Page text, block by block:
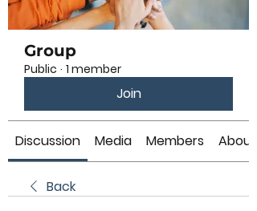
Group
Public · 1 member
Join
Discussion Media Members About
Back